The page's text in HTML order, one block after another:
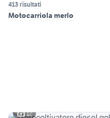
413 risultati
Motocarriola merlo
12